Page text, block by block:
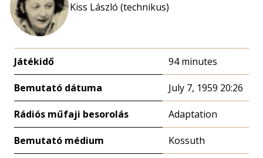
Kiss László (technikus)
Játékidő 94 minutes
Bemutató dátuma July 7, 1959 20:26
Rádiós műfaji besorolás Adaptation
Bemutató médium Kossuth